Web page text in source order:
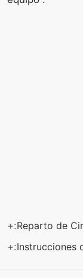
+:Reparto de
+:Instrucciones